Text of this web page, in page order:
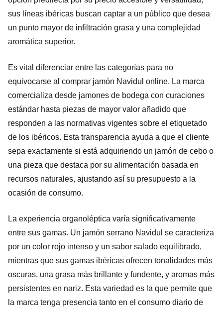
sus líneas ibéricas buscan captar a un público que desea
un punto mayor de infiltración grasa y una complejidad
aromática superior.
Es vital diferenciar entre las categorías para no
equivocarse al comprar jamón Navidul online. La marca
comercializa desde jamones de bodega con curaciones
estándar hasta piezas de mayor valor añadido que
responden a las normativas vigentes sobre el etiquetado
de los ibéricos. Esta transparencia ayuda a que el cliente
sepa exactamente si está adquiriendo un jamón de cebo o
una pieza que destaca por su alimentación basada en
recursos naturales, ajustando así su presupuesto a la
ocasión de consumo.
La experiencia organoléptica varía significativamente
entre sus gamas. Un jamón serrano Navidul se caracteriza
por un color rojo intenso y un sabor salado equilibrado,
mientras que sus gamas ibéricas ofrecen tonalidades más
oscuras, una grasa más brillante y fundente, y aromas más
persistentes en nariz. Esta variedad es la que permite que
la marca tenga presencia tanto en el consumo diario de